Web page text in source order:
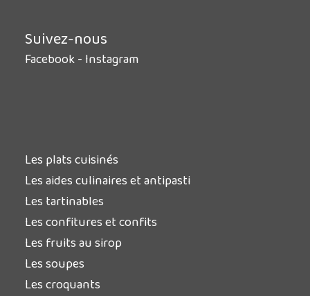
Suivez-nous
Facebook- Instagram
Les plats cuisinés
Les aides culinaires et antipasti
Les tartinables
Les confitures et confits
Les fruits au sirop
Les soupes
Les croquants